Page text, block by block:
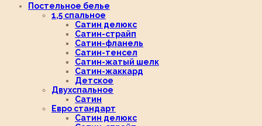
Постельное белье
1,5 спальное
Сатин делюкс
Сатин-страйп
Сатин-фланель
Сатин-тенсел
Сатин-жатый шелк
Сатин-жаккард
Детское
Двухспальное
Сатин
Евро стандарт
Сатин делюкс